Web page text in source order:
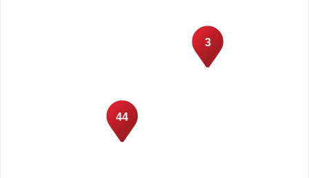
3
44